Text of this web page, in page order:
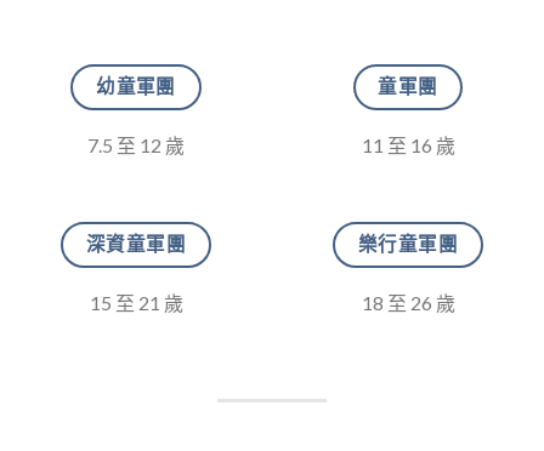
幼童軍團
7.5 至 12 歲
童軍團
11 至 16 歲
深資童軍團
15 至 21 歲
樂行童軍團
18 至 26 歲